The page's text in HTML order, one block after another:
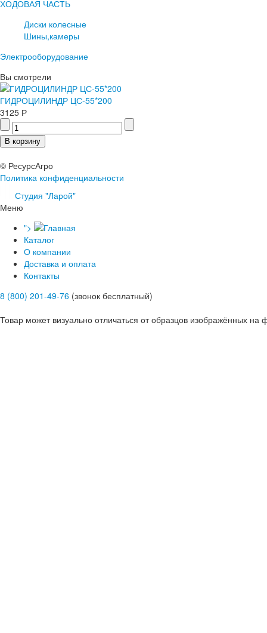
ХОДОВАЯ ЧАСТЬ
Диски колесные
Шины,камеры
Электрооборудование
Вы смотрели
ГИДРОЦИЛИНДР ЦС-55*200
3125 Р
© РесурсАгро
Политика конфиденциальности
Студия "Ларой"
Меню
">
Каталог
О компании
Доставка и оплата
Контакты
8 (800) 201-49-76 (звонок бесплатный)
Товар может визуально отличаться от образцов изображённых на